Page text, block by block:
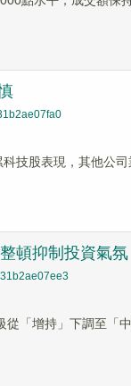
技股表現，其他公
頓抑制投資氣氛
從「增持」下調至